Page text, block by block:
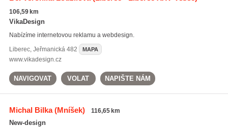
106,59 km
VikaDesign
Nabízíme internetovou reklamu a webdesign.
Liberec, Jeřmanická 482 MAPA
www.vikadesign.cz
NAVIGOVAT VOLAT NAPIŠTE NÁM
Michal Bilka(Mníšek) 116,65 km
New-design